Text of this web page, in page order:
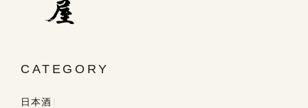
CATEGORY
日本酒